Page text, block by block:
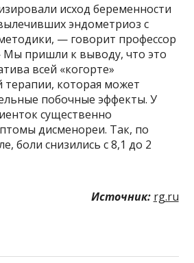
исход беременности
эндометриоз с
— говорит профессор
пришли к выводу, что это
всей «когорте»
которая может
побочные эффекты. У
существенно
дисменореи. Так, по
боли снизились с 8,1 до 2
Источник: rg.ru